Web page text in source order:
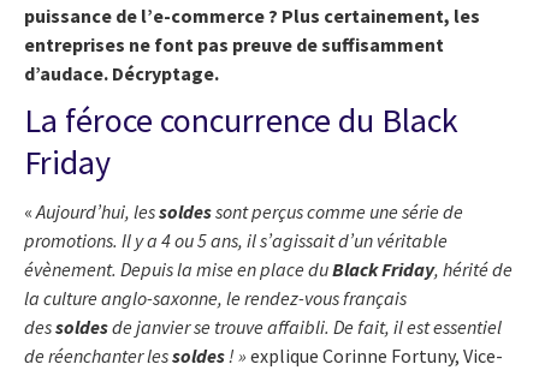
puissance de l’e-commerce ? Plus certainement, les
entreprises ne font pas preuve de suffisamment
d’audace. Décryptage.
La féroce concurrence du Black
Friday
«Aujourd’hui, lessoldessont perçus comme une série de
promotions. Il y a 4 ou 5 ans, il s’agissait d’un véritable
évènement. Depuis la mise en place duBlack Friday, hérité de
la culture anglo-saxonne, le rendez-vous français
dessoldesde janvier se trouve affaibli. De fait, il est essentiel
de réenchanter lessoldes! » explique Corinne Fortuny, Vice-